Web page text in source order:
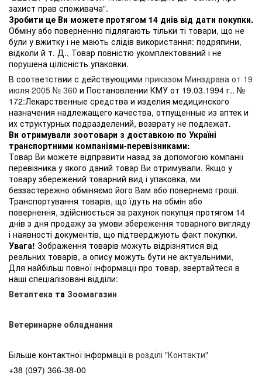
захист прав споживача".
Зробити це Ви можете протягом 14 днів від дати покупки.
Обміну або поверненню підлягають тільки ті товари, що не
були у вжитку і не мають слідів використання: подряпини,
відколи й т. Д., Товар повністю укомплектований і не
порушена цілісність упаковки.
В соответствии с действующими приказом Минздрава от 19
июля 2005 № 360 и Постановлении КМУ от 19.03.1994 г.. №
172:Лекарственные средства и изделия медицинского
назначения надлежащего качества, отпущенные из аптек и
их структурных подразделений, возврату не подлежат.
Ви отримували зоотовари з доставкою по Україні
транспортними компаніями-перевізниками:
Товар Ви можете відправити назад за допомогою компанії
перевізника у якого даний товар Ви отримували. Якщо у
товару збережений товарний вид і упаковка, ми
беззастережно обміняємо його Вам або повернемо гроші.
Транспортування товарів, що їдуть на обмін або
повернення, здійснюється за рахунок покупця протягом 14
днів з дня продажу за умови збереження товарного вигляду
і наявності документів, що підтверджують факт покупки.
Увага! Зображення товарів можуть відрізнятися від
реальних товарів, а опису можуть бути не актуальними,
Для найбільш повної інформації про товар, звертайтеся в
наші спеціалізовані відділи:
Ветаптека та Зоомагазин
Ветеринарне обладнання
Більше контактної інформації в розділі "Контакти"
+38 (097) 366-38-00